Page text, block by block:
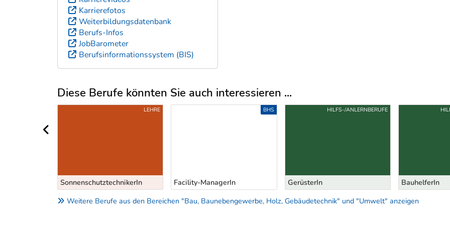
Karrierefotos
Weiterbildungsdatenbank
Berufs-Infos
JobBarometer
Berufsinformationssystem (BIS)
Diese Berufe könnten Sie auch interessieren ...
Uber weitere Berufsvorschläge
SonnenschutztechnikerIn
LEHRE
Facility-ManagerIn
BHS
GerüsterIn
HILFS-/ANLERNBERUFE
BauhelferIn
Weitere Berufe aus den Bereichen "Bau, Baunebengewerbe, Holz, Gebäudetechnik" und "Umwelt" anzeigen